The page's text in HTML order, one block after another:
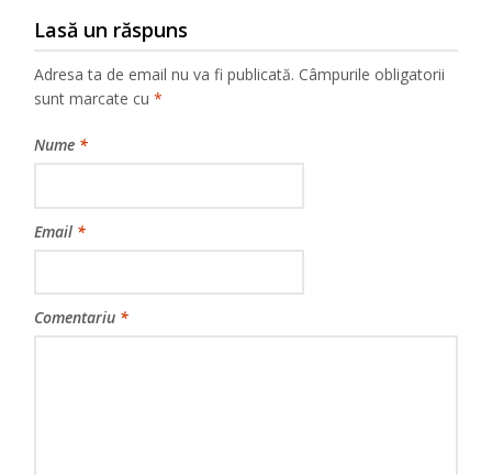
Lasă un răspuns
Adresa ta de email nu va fi publicată. Câmpurile obligatorii
sunt marcate cu*
Nume *
Email *
Comentariu *